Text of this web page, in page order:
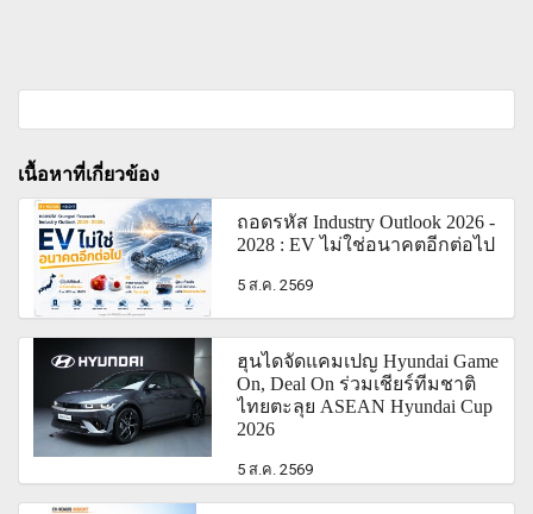
เนื้อหาที่เกี่ยวข้อง
ถอดรหัส Industry Outlook 2026 -
2028 : EV ไม่ใช่อนาคตอีกต่อไป
5 ส.ค. 2569
ฮุนไดจัดแคมเปญ Hyundai Game
On, Deal On ร่วมเชียร์ทีมชาติ
ไทยตะลุย ASEAN Hyundai Cup
2026
5 ส.ค. 2569